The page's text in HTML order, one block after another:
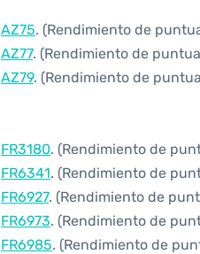
AZ75. (Rendimiento de
AZ77. (Rendimiento de
AZ79. (Rendimiento de
FR3180. (Rendimiento de
FR6341. (Rendimiento de
FR6927. (Rendimiento de
FR6973. (Rendimiento de
FR6985. (Rendimiento de